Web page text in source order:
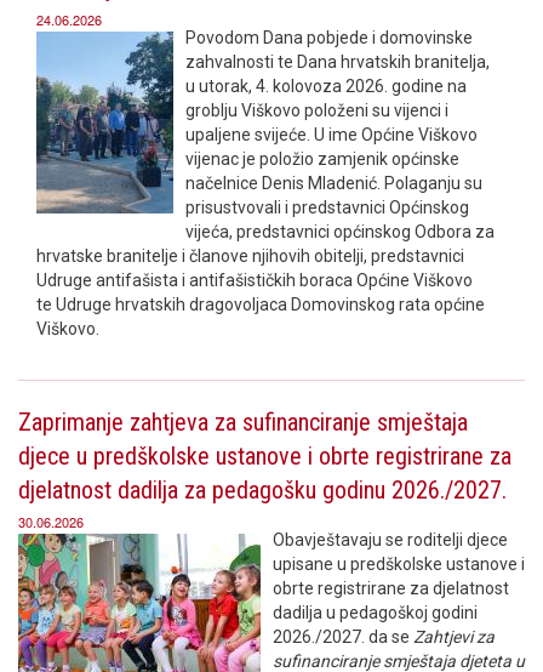
24.06.2026
Povodom Dana pobjede i domovinske
zahvalnosti te Dana hrvatskih branitelja,
u utorak, 4. kolovoza 2026. godine na
groblju Viškovo položeni su vijenci i
upaljene svijeće. U ime Općine Viškovo
vijenac je položio zamjenik općinske
načelnice Denis Mladenić. Polaganju su
prisustvovali i predstavnici Općinskog
vijeća, predstavnici općinskog Odbora za
hrvatske branitelje i članove njihovih obitelji, predstavnici
Udruge antifašista i antifašističkih boraca Općine Viškovo
te Udruge hrvatskih dragovoljaca Domovinskog rata općine
Viškovo.
Zaprimanje zahtjeva za sufinanciranje smještaja
djece u predškolske ustanove i obrte registrirane za
djelatnost dadilja za pedagošku godinu 2026./2027.
30.06.2026
Obavještavaju se roditelji djece
upisane u predškolske ustanove i
obrte registrirane za djelatnost
dadilja u pedagoškoj godini
2026./2027. da se Zahtjevi za
sufinanciranje smještaja djeteta u